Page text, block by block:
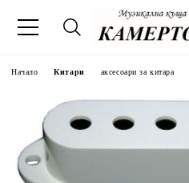
Начало Китари аксесоари за китара